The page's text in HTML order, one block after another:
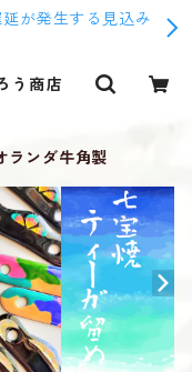
が発生する見込み
う商店
ランダ牛角製